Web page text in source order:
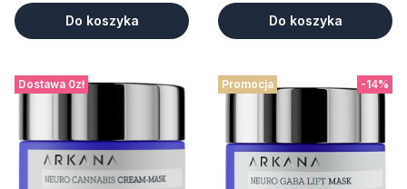
Do koszyka Do koszyka
Dostawa 0zł -14%
Promocja